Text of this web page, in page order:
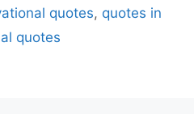
quotes, quotes in
quotes